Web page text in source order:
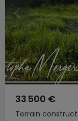
Terrain
33 500 €